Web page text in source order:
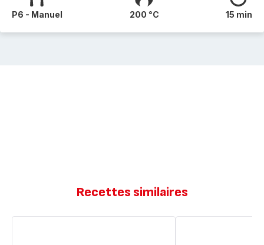
P6 - Manuel 200 °C 15 min
Recettes similaires